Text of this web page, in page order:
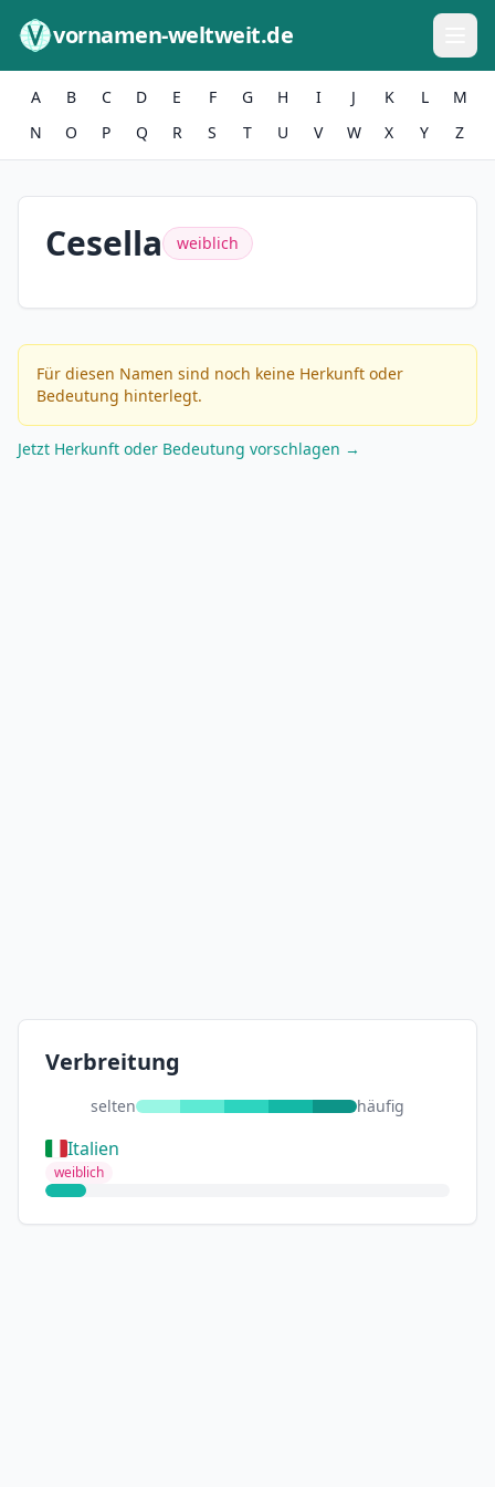
vornamen-weltweit.de
A B C D E F G H I J K L
M
N
O P Q R S T U V W X Y Z
Cesella weiblich
Für diesen Namen sind noch keine Herkunft oder
Bedeutung hinterlegt.
Jetzt Herkunft oder Bedeutung vorschlagen →
Verbreitung
selten häufig
Italien
weiblich